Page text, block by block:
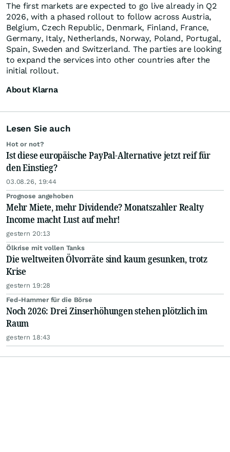
The first markets are expected to go live already in Q2
2026, with a phased rollout to follow across Austria,
Belgium, Czech Republic, Denmark, Finland, France,
Germany, Italy, Netherlands, Norway, Poland, Portugal,
Spain, Sweden and Switzerland. The parties are looking
to expand the services into other countries after the
initial rollout.
About Klarna
Lesen Sie auch
Hot or not?
Ist diese europäische PayPal-Alternative jetzt reif für
den Einstieg?
03.08.26, 19:44
Prognose angehoben
Mehr Miete, mehr Dividende? Monatszahler Realty
Income macht Lust auf mehr!
gestern 20:13
Ölkrise mit vollen Tanks
Die weltweiten Ölvorräte sind kaum gesunken, trotz
Krise
gestern 19:28
Fed-Hammer für die Börse
Noch 2026: Drei Zinserhöhungen stehen plötzlich im
Raum
gestern 18:43